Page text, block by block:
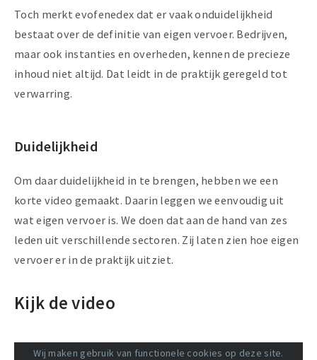
Toch merkt evofenedex dat er vaak onduidelijkheid
bestaat over de definitie van eigen vervoer. Bedrijven,
maar ook instanties en overheden, kennen de precieze
inhoud niet altijd. Dat leidt in de praktijk geregeld tot
verwarring.
Duidelijkheid
Om daar duidelijkheid in te brengen, hebben we een
korte video gemaakt. Daarin leggen we eenvoudig uit
wat eigen vervoer is. We doen dat aan de hand van zes
leden uit verschillende sectoren. Zij laten zien hoe eigen
vervoer er in de praktijk uitziet.
Kijk de video
Wij maken gebruik van functionele cookies op deze site.